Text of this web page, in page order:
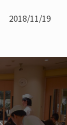
2018/11/19